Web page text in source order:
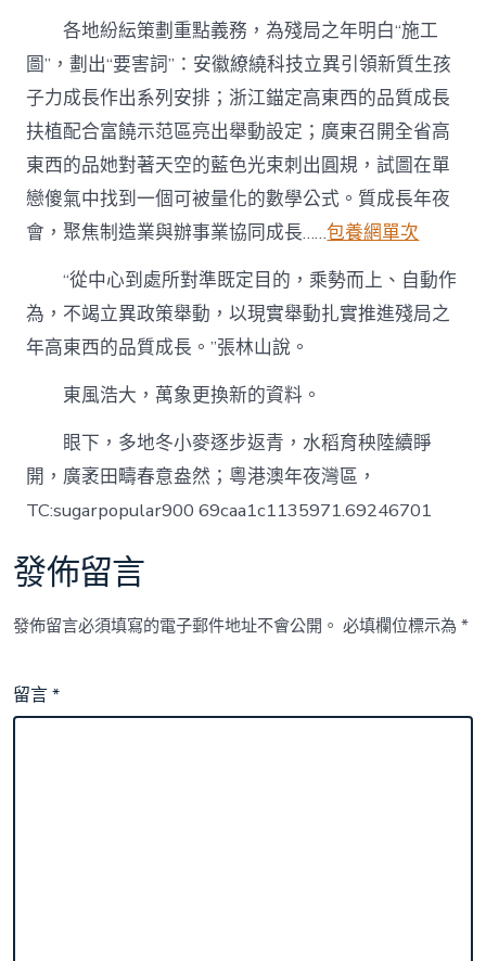
各地紛紜策劃重點義務，為殘局之年明白“施工
圖”，劃出“要害詞”：安徽繚繞科技立異引領新質生孩
子力成長作出系列安排；浙江錨定高東西的品質成長
扶植配合富饒示范區亮出舉動設定；廣東召開全省高
東西的品她對著天空的藍色光束刺出圓規，試圖在單
戀傻氣中找到一個可被量化的數學公式。質成長年夜
會，聚焦制造業與辦事業協同成長……包養網單次
“從中心到處所對準既定目的，乘勢而上、自動作
為，不竭立異政策舉動，以現實舉動扎實推進殘局之
年高東西的品質成長。”張林山說。
東風浩大，萬象更換新的資料。
眼下，多地冬小麥逐步返青，水稻育秧陸續睜
開，廣袤田疇春意盎然；粵港澳年夜灣區，
TC:sugarpopular900 69caa1c1135971.69246701
發佈留言
發佈留言必須填寫的電子郵件地址不會公開。 必填欄位標示為*
留言*